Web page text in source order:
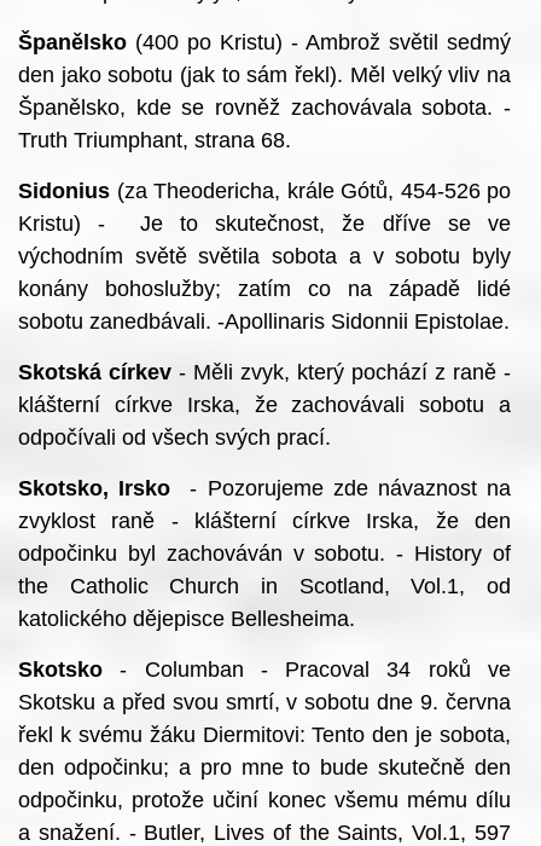
Španělsko (400 po Kristu) - Ambrož světil sedmý
den jako sobotu (jak to sám řekl). Měl velký vliv na
Španělsko, kde se rovněž zachovávala sobota. -
Truth Triumphant, strana 68.
Sidonius (za Theodericha, krále Gótů, 454-526 po
Kristu) - Je to skutečnost, že dříve se ve
východním světě světila sobota a v sobotu byly
konány bohoslužby; zatím co na západě lidé
sobotu zanedbávali. -Apollinaris Sidonnii Epistolae.
Skotská církev - Měli zvyk, který pochází z raně -
klášterní církve Irska, že zachovávali sobotu a
odpočívali od všech svých prací.
Skotsko, Irsko - Pozorujeme zde návaznost na
zvyklost raně - klášterní církve Irska, že den
odpočinku byl zachováván v sobotu. - History of
the Catholic Church in Scotland, Vol.1, od
katolického dějepisce Bellesheima.
Skotsko - Columban - Pracoval 34 roků ve
Skotsku a před svou smrtí, v sobotu dne 9. června
řekl k svému žáku Diermitovi: Tento den je sobota,
den odpočinku; a pro mne to bude skutečně den
odpočinku, protože učiní konec všemu mému dílu
a snažení. - Butler, Lives of the Saints, Vol.1, 597